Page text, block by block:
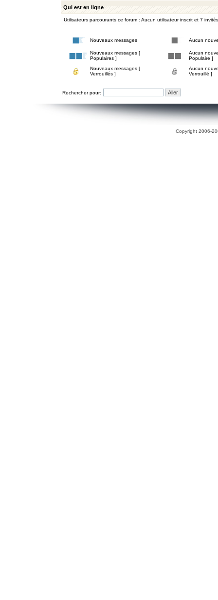
Qui est en ligne
Utilisateurs parcourants ce forum : Aucun utilisateur inscrit et 7 invités
Nouveaux messages Aucun
Nouveaux messages [
Populaires ]
Aucun
Populaire ]
Nouveaux messages [
Verrouillés ]
Aucun
Verrouillé ]
Rechercher pour:
Copyright 2006-